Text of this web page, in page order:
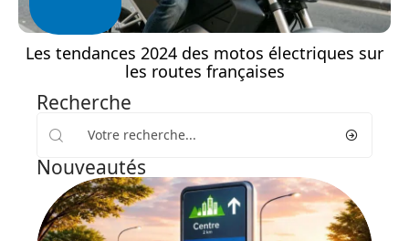
Les tendances 2024 des motos électriques sur
les routes françaises
Recherche
Nouveautés